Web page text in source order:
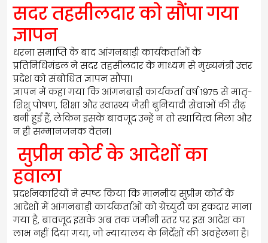
सदर तहसीलदार को सौंपा गया
ज्ञापन
धरना समाप्ति के बाद आंगनबाड़ी कार्यकर्ताओं के
प्रतिनिधिमंडल ने सदर तहसीलदार के माध्यम से मुख्यमंत्री उत्तर
प्रदेश को संबोधित ज्ञापन सौंपा।
ज्ञापन में कहा गया कि आंगनबाड़ी कार्यकर्ता वर्ष 1975 से मातृ-
शिशु पोषण, शिक्षा और स्वास्थ्य जैसी बुनियादी सेवाओं की रीढ़
बनी हुई हैं, लेकिन इसके बावजूद उन्हें न तो स्थायित्व मिला और
न ही सम्मानजनक वेतन।
सुप्रीम कोर्ट के आदेशों का
हवाला
प्रदर्शनकारियों ने स्पष्ट किया कि माननीय सुप्रीम कोर्ट के
आदेशों में आंगनबाड़ी कार्यकर्ताओं को ग्रेच्युटी का हकदार माना
गया है, बावजूद इसके अब तक जमीनी स्तर पर इस आदेश का
लाभ नहीं दिया गया, जो न्यायालय के निर्देशों की अवहेलना है।